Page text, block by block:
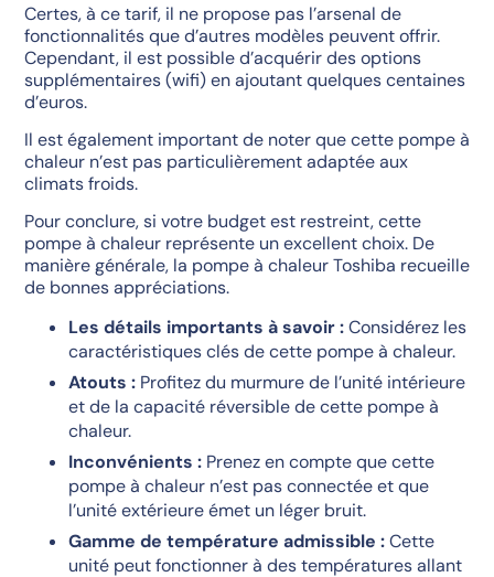
Certes, à ce tarif, il ne propose pas l’arsenal de
fonctionnalités que d’autres modèles peuvent offrir.
Cependant, il est possible d’acquérir des options
supplémentaires (wifi) en ajoutant quelques centaines
d’euros.
Il est également important de noter que cette pompe à
chaleur n’est pas particulièrement adaptée aux
climats froids.
Pour conclure, si votre budget est restreint, cette
pompe à chaleur représente un excellent choix. De
manière générale, la pompe à chaleur Toshiba recueille
de bonnes appréciations.
Les détails importants à savoir :Considérez les
caractéristiques clés de cette pompe à chaleur.
Atouts : Profitez du murmure de l’unité intérieure
et de la capacité réversible de cette pompe à
chaleur.
Inconvénients : Prenez en compte que cette
pompe à chaleur n’est pas connectée et que
l’unité extérieure émet un léger bruit.
Gamme de température admissible :Cette
unité peut fonctionner à des températures allant